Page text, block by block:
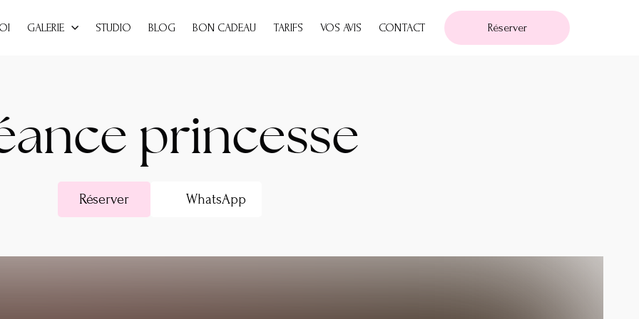
GALERIE STUDIO BLOG BON CADEAU TARIFS VOS AVIS CONTACT Réserver
princesse
Réserver WhatsApp